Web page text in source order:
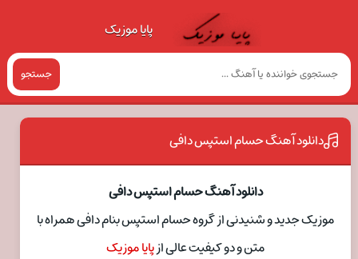
پایا موزیک
جستجو
دانلود آهنگ حسام استپس دافی
دانلود آهنگ حسام استپس دافی
موزیک جدید و شنیدنی از گروه حسام استپس بنام دافی همراه با
متن و دو کیفیت عالی ازپایا موزیک